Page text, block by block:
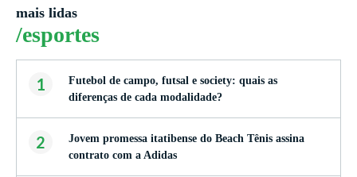
mais lidas
/esportes
1
Futebol de campo, futsal e society: quais as
diferenças de cada modalidade?
2
Jovem promessa itatibense do Beach Tênis assina
contrato com a Adidas